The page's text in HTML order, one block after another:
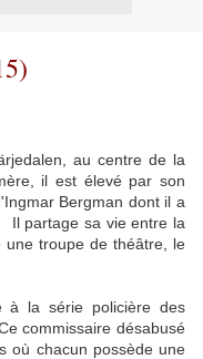
au centre de la
il est élevé par son
Bergman dont il a
Il partage sa vie entre la
une troupe de théâtre, le
à la série policière des
commissaire désabusé
où chacun possède une